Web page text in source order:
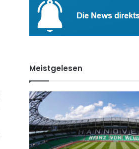
Meistgelesen